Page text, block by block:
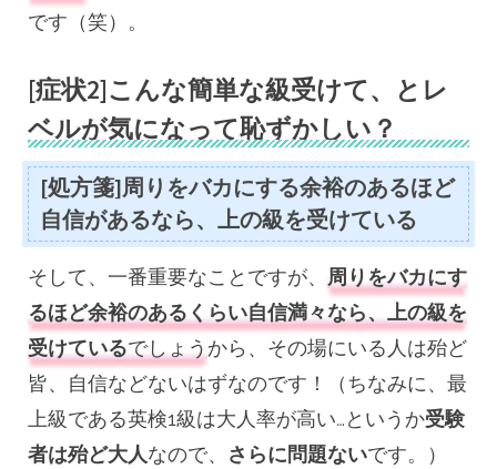
です（笑）。
[症状2]こんな簡単な級受けて、とレ
ベルが気になって恥ずかしい？
[処方箋]周りをバカにする余裕のあるほど
自信があるなら、上の級を受けている
そして、一番重要なことですが、 周りをバカにす
るほど余裕のあるくらい自信満々なら、上の級を
受けているでしょう から、その場にいる人は殆ど
皆、自信などないはずなのです！（ちなみに、最
上級である英検1級は大人率が高い…というか受験
者は殆ど大人なので、 さらに問題ないです。）